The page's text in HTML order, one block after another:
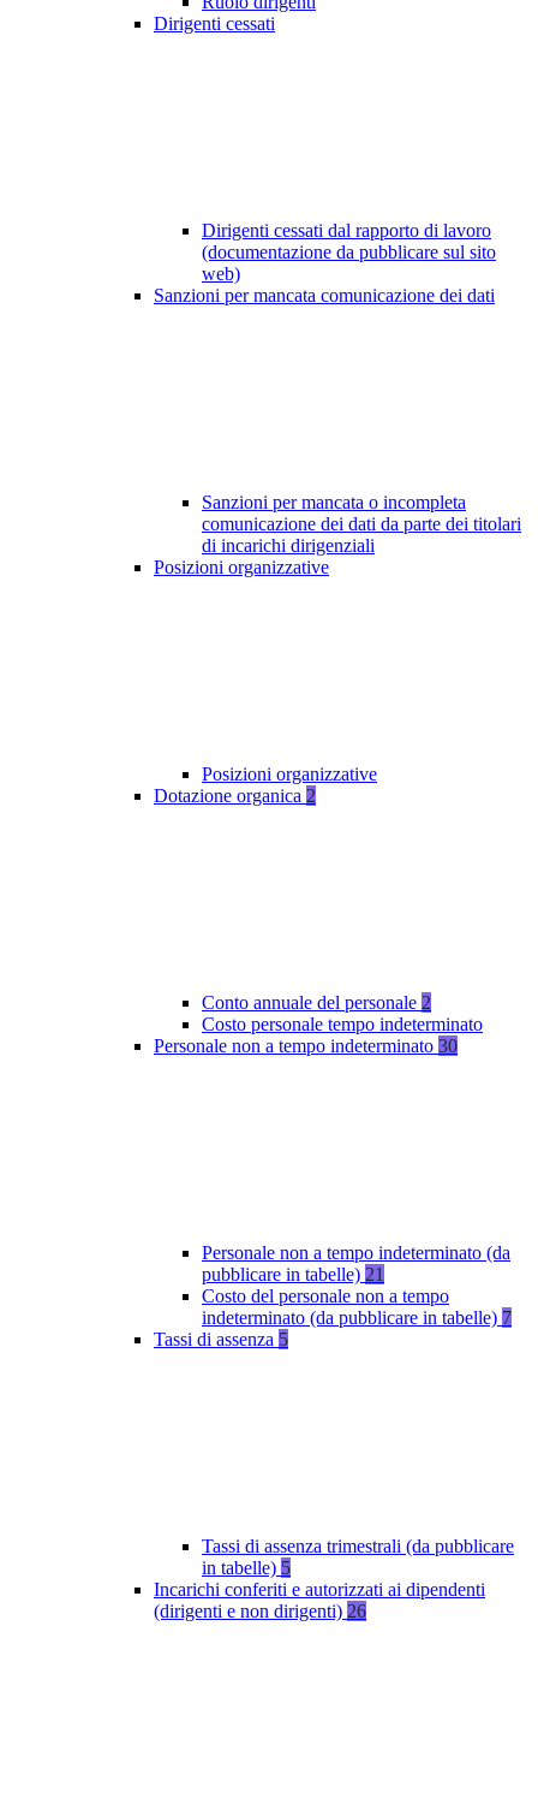
Dirigenti cessati
Dirigenti cessati dal rapporto di lavoro
(documentazione da pubblicare sul sito
web)
Sanzioni per mancata comunicazione dei dati
Sanzioni per mancata o incompleta
comunicazione dei dati da parte dei titolari
di incarichi dirigenziali
Posizioni organizzative
Posizioni organizzative
Dotazione organica 2
Conto annuale del personale 2
Costo personale tempo indeterminato
Personale non a tempo indeterminato 30
Personale non a tempo indeterminato (da
pubblicare in tabelle) 21
Costo del personale non a tempo
indeterminato (da pubblicare in tabelle) 7
Tassi di assenza 5
Tassi di assenza trimestrali (da pubblicare
in tabelle) 5
Incarichi conferiti e autorizzati ai dipendenti
(dirigenti e non dirigenti) 26